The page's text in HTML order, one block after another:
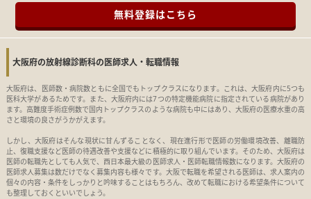
無料登録はこちら
大阪府の放射線診断科の医師求人・転職情報
大阪府は、医師数・病院数ともに全国でもトップクラスになります。これは、大阪府内に5つも
医科大学があるためです。また、大阪府内には7つの特定機能病院に指定されている病院があり
ます。高難度手術症例数で国内トップクラスのような病院も中にはあり、大阪府の医療水重の高
さと環境の良さがうかがえます。
しかし、大阪府はそんな現状に甘んずることなく、現在進行形で医師の労働環境改善、離職防
止、復職支援など医師の待遇改善や支援などに積極的に取り組んでいます。そのため、大阪府は
医師の転職先としても人気で、西日本最大級の医師求人・医師転職情報数になります。大阪府の
医師求人募集は数だけでなく募集内容も様々です。大阪で転職を希望される医師は、求人案内の
個々の内容・条件をしっかりと吟味することはもちろん、改めて転職における希望条件について
も整理しておくといいでしょう。